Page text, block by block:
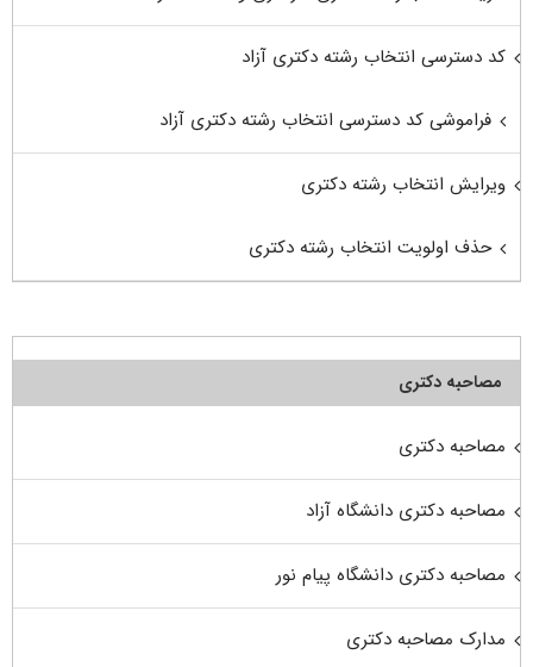
کد دسترسی انتخاب رشته دکتری آزاد
فراموشی کد دسترسی انتخاب رشته دکتری آزاد
ویرایش انتخاب رشته دکتری
حذف اولویت انتخاب رشته دکتری
مصاحبه دکتری
مصاحبه دکتری
مصاحبه دکتری دانشگاه آزاد
مصاحبه دکتری دانشگاه پیام نور
مدارک مصاحبه دکتری